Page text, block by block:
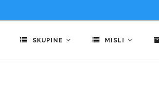
SKUPINE MISLI